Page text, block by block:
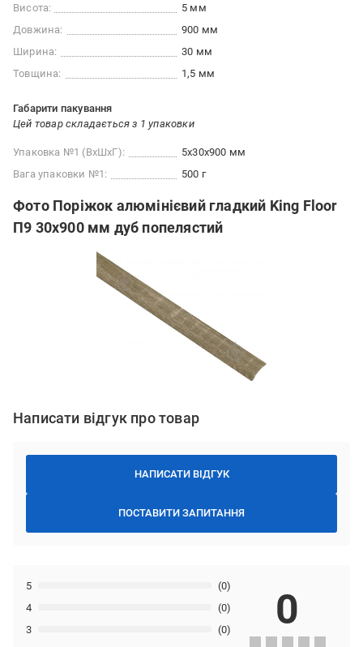
Висота:
5 мм
Довжина:
900 мм
Ширина:
30 мм
Товщина:
1,5 мм
Габарити пакування
Цей товар складається з 1 упаковки
Упаковка №1 (ВхШхГ):
5x30x900 мм
Вага упаковки №1:
500 г
Фото Поріжок алюмінієвий гладкий King Floor
П9 30х900 мм дуб попелястий
Написати відгук про товар
НАПИСАТИ ВІДГУК
ПОСТАВИТИ ЗАПИТАННЯ
3 (0)
4 (0)
5 (0)
0